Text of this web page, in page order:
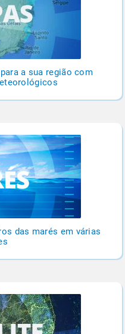
a sua região com
das marés em várias